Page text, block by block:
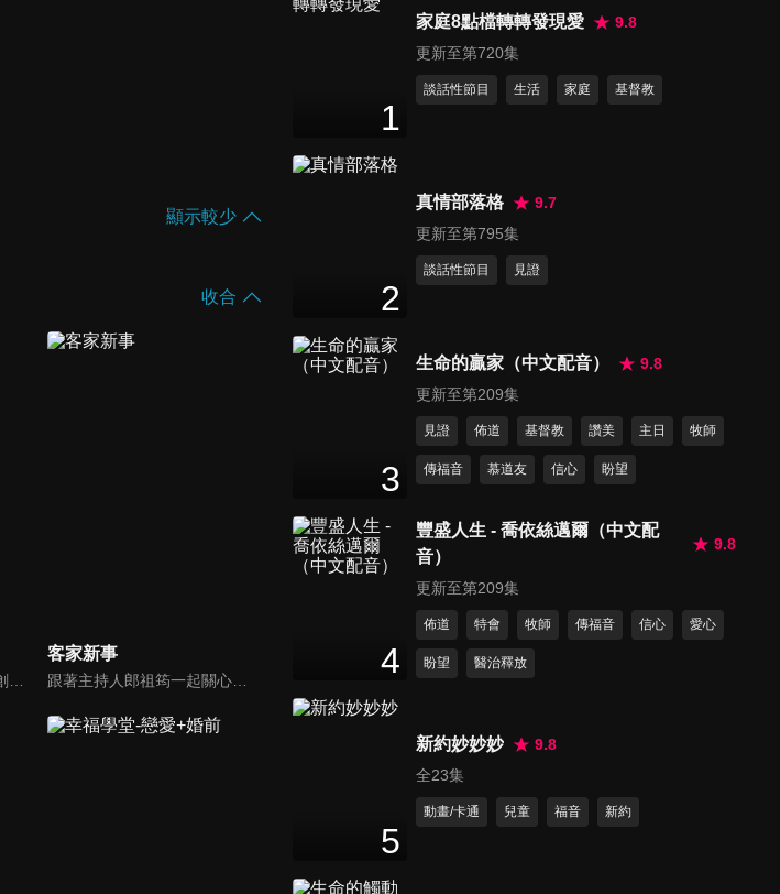
顯示較少
收合
客家新事
跟著主持人郎祖筠一起關心客家事，體驗客家文化之美，透過見證分享一同經歷上帝的恩典。
第276集 走出心風暴
53 分鐘
第278集 漫漫回家路
54分鐘
54分鐘
54
第282集 信心
54分鐘
1
家庭8點檔轉轉發現愛
9.8
更新至第720集
談話性節目 生活 家庭 基督教
2
真情部落格
9.7
更新至第795集
談話性節目 見證
3
生命的贏家（中文配音）
9.8
更新至第209集
見證 佈道 基督教 讚美 主日 牧師
傳福音 慕道友 信心 盼望
4
豐盛人生 - 喬依絲邁爾（中文配
音）
9.8
更新至第209集
佈道 特會 牧師 傳福音 信心 愛心
盼望 醫治釋放
5
新約妙妙妙
9.8
全23集
動畫/卡通 兒童 福音 新約